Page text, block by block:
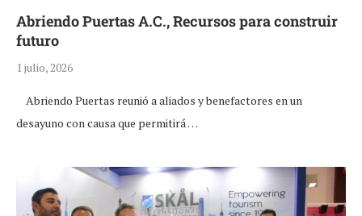
Abriendo Puertas A.C., Recursos para construir
futuro
1 julio, 2026
Abriendo Puertas reunió a aliados y benefactores en un
desayuno con causa que permitirá …